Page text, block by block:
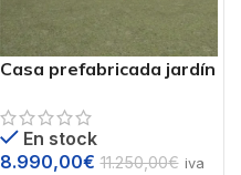
Casa prefabricada jardín
En stock
8.990,00€ 11.250,00€ iva